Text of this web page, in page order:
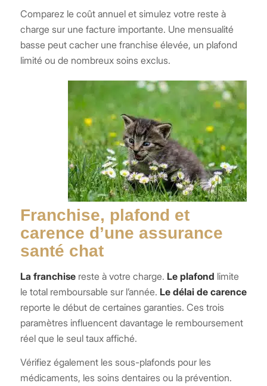
Comparez le coût annuel et simulez votre reste à
charge sur une facture importante. Une mensualité
basse peut cacher une franchise élevée, un plafond
limité ou de nombreux soins exclus.
Franchise, plafond et
carence d’une assurance
santé chat
La franchisereste à votre charge. Le plafond limite
le total remboursable sur l’année. Le délai de carence
reporte le début de certaines garanties. Ces trois
paramètres influencent davantage le remboursement
réel que le seul taux affiché.
Vérifiez également les sous-plafonds pour les
médicaments, les soins dentaires ou la prévention.